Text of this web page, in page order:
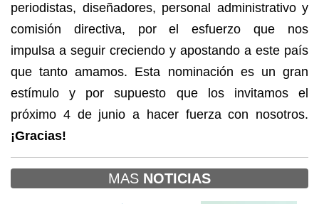
periodistas, diseñadores, personal administrativo y
comisión directiva, por el esfuerzo que nos
impulsa a seguir creciendo y apostando a este país
que tanto amamos. Esta nominación es un gran
estímulo y por supuesto que los invitamos el
próximo 4 de junio a hacer fuerza con nosotros.
¡Gracias!
MAS NOTICIAS